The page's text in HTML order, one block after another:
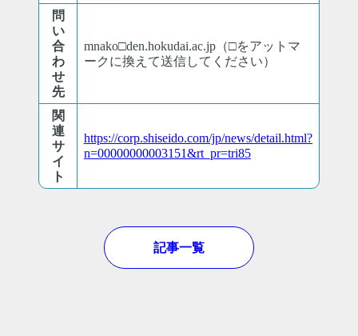
問
い
合
わ
せ
先
mnako□den.hokudai.ac.jp（□をアットマ
ークに換えて送信してください）
関
連
サ
イ
ト
https://corp.shiseido.com/jp/news/detail.html?
n=00000000003151&rt_pr=tri85
記事一覧